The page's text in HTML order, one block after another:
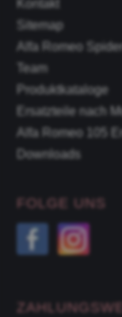
Kontakt
Sitemap
Alfa Romeo
Team
Produktkataloge
Ersatzteile nach
Alfa Romeo 105
Downloads
FOLGE UNS